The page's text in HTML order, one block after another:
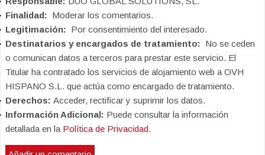
Finalidad: Moderar los comentarios.
Legitimación: Por consentimiento del interesado.
Destinatarios y encargados de tratamiento: No se ceden
o comunican datos a terceros para prestar este servicio. El
Titular ha contratado los servicios de alojamiento web a OVH
HISPANO S.L. que actúa como encargado de tratamiento.
Derechos: Acceder, rectificar y suprimir los datos.
Información Adicional: Puede consultar la información
detallada en la Política de Privacidad.